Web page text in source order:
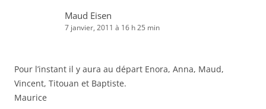
Maud Eisen
7 janvier, 2011 à 16 h 25 min
Pour l’instant il y aura au départ Enora, Anna, Maud,
Vincent, Titouan et Baptiste.
Maurice